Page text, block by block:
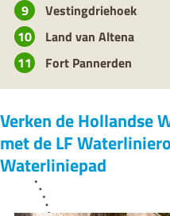
Vestingdriehoek
Land van Altena
Fort Pannerden
Verken de Hollandse
met de LF
Waterliniepad